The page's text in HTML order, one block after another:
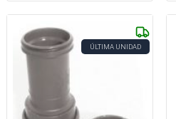
ÚLTIMA UNIDAD